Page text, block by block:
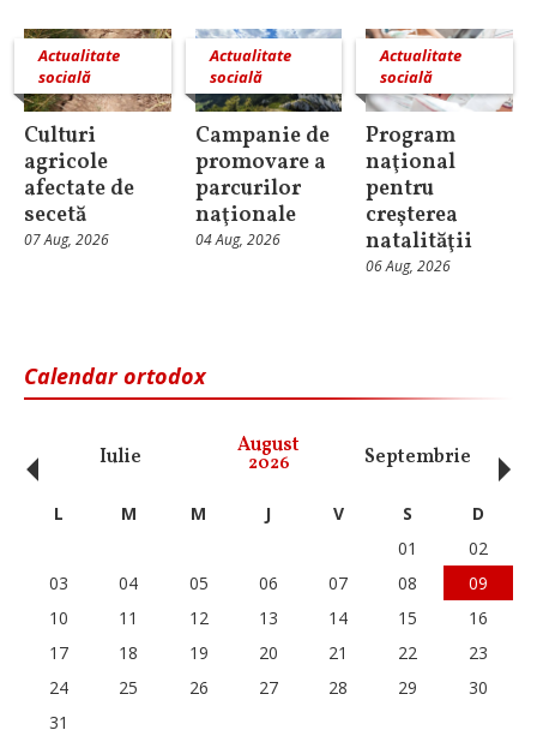
Actualitate
socială
Culturi
agricole
afectate de
secetă
07 Aug, 2026
Actualitate
socială
Campanie de
promovare a
parcurilor
naţionale
04 Aug, 2026
Actualitate
socială
Program
naţional
pentru
creşterea
natalităţii
06 Aug, 2026
Calendar ortodox
Iulie August
2026 Septembrie
‹ L M M J V S
D
01
02
03
04 05 06 07 08
09
10
11 12 13 14 15
16
17
18 19 20 21 22
23
24
25 26 27 28 29
30
31